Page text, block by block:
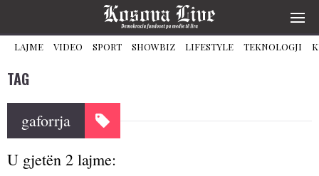
LAJME VIDEO SPORT SHOWBIZ LIFESTYLE TEKNOLOGJI
TAG
gaforrja
U gjetën 2 lajme: